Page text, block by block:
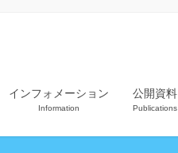
インフォメーション
Information
公開資料
Publications